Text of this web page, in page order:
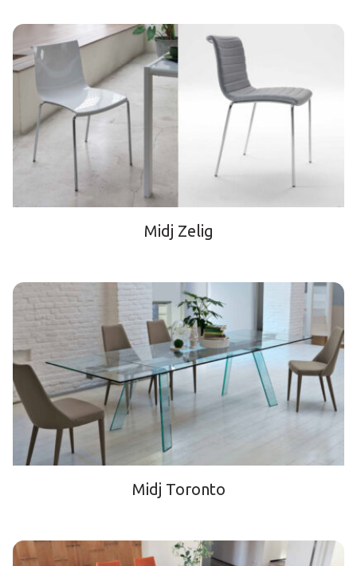
Midj Zelig
Midj Toronto